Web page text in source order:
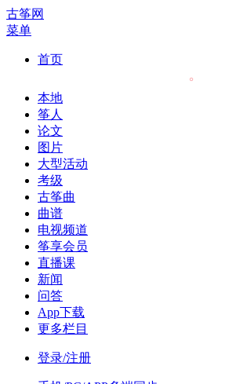
古筝网
菜单
首页
本地
筝人
论文
图片
大型活动
考级
古筝曲
曲谱
电视频道
筝享会员
直播课
新闻
问答
App下载
更多栏目
登录/注册